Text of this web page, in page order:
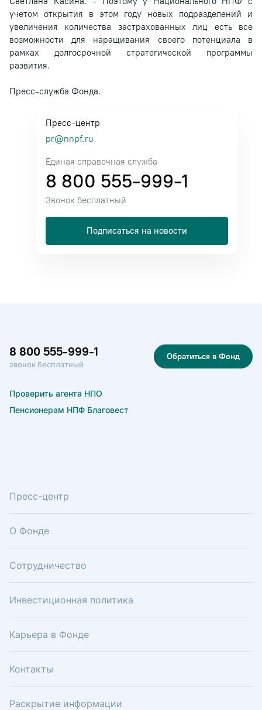
учетом открытия в этом году новых подразделений и
увеличения количества застрахованных лиц есть все
возможности для наращивания своего потенциала в
рамках долгосрочной стратегической программы
развития.
Пресс-служба Фонда.
Пресс-центр
pr@nnpf.ru
Единая справочная служба
8 800 555-999-1
Звонок бесплатный
Подписаться на новости
8 800 555-999-1
звонок бесплатный
Обратиться в Фонд
Проверить агента НПО
Пенсионерам НПФ Благовест
Пресс-центр
О Фонде
Сотрудничество
Инвестиционная политика
Карьера в Фонде
Контакты
Раскрытие информации